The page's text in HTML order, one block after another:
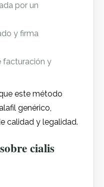
por un
y firma
facturación y
este método
genérico,
calidad y legalidad.
cialis